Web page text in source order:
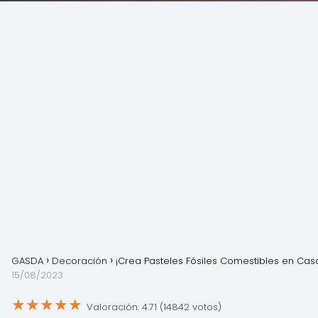
GASDA Decoración
¡Crea Pasteles Fósiles Comestibles en
15/08/2023
★★★★★ Valoración: 4.71 (14842 votos)